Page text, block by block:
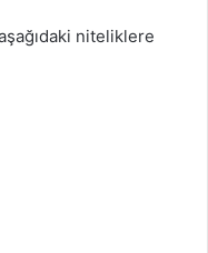
niteliklere